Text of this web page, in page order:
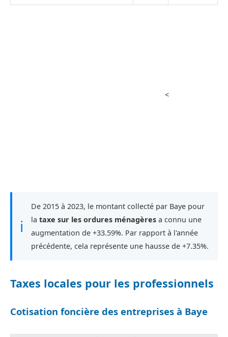
<
ℹ
De 2015 à 2023, le montant collecté par Baye pour
la taxe sur les ordures ménagères a connu une
augmentation de +33.59%. Par rapport à l'année
précédente, cela représente une hausse de +7.35%.
Taxes locales pour les professionnels
Cotisation foncière des entreprises à Baye